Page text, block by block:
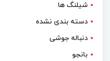
شیلنگ ها
دسته بندی نشده
دنباله جوشی
بانجو